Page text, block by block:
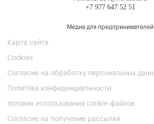
+7 977 647 52 51
Медиа для предпринимателей
Карта сайта
Cookies
Согласие на обработку персональных
Политика конфиденциальности
Условия использования cookie-файлов
Согласие на получение рассылки